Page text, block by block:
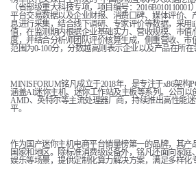
（省部级重大科技专项，项目编号：
平台交易数据以及企业财报、消费口碑、媒体评价、
息进行采集，结合线下调研、专家评价等数据，采用
值，在监测期内根据企业基础实力、营收规模、市值
度，并结合分析师团队评价核算生成，侧重营收、市
范围为0-100分，分数越高则表示企业以及产品在所在
MINISFORUM铭凡成立于2018年，是专注于x86架构
涵盖AI迷你主机、迷你工作站及主板等系列。公司以
AMD、英特尔等主流处理器厂商，持续推出高性能
平。
作为国产迷你主机电商平台销量榜第一的品牌，其产
国家和地区。除标准消费级设备外，铭凡还面向家庭
娱乐等场景，提供定制化算力解决方案，满足多样化